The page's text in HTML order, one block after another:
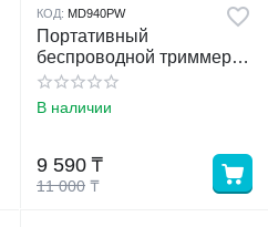
КОД: MD940PW
Портативный
беспроводной триммер
для бороды и усов
В наличии
11 000 ₸
9 590 ₸